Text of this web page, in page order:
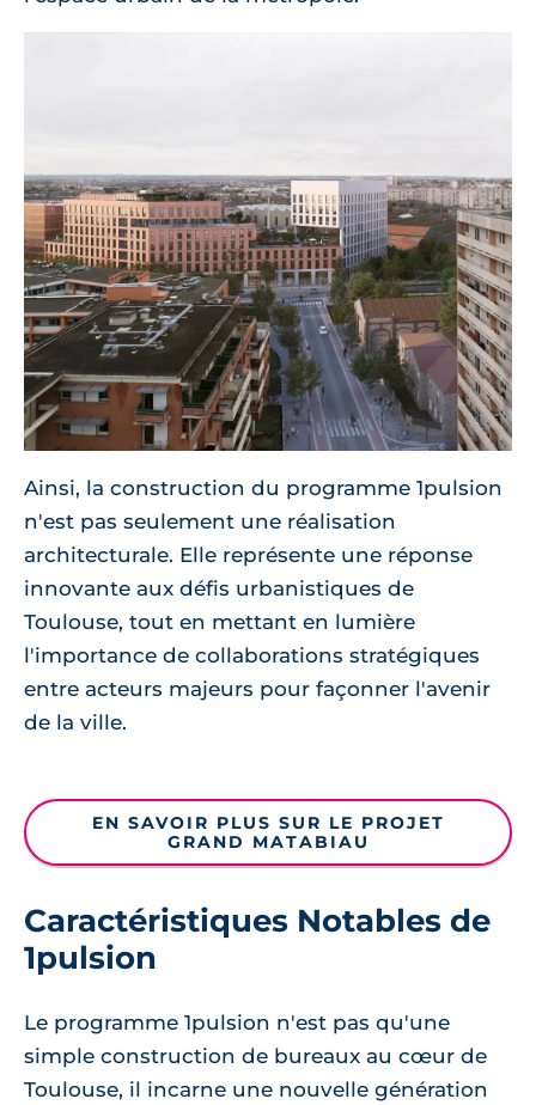
Ainsi, la construction du programme 1pulsion
n'est pas seulement une réalisation
architecturale. Elle représente une réponse
innovante aux défis urbanistiques de
Toulouse, tout en mettant en lumière
l'importance de collaborations stratégiques
entre acteurs majeurs pour façonner l'avenir
de la ville.
EN SAVOIR PLUS SUR LE PROJET
GRAND MATABIAU
Caractéristiques Notables de
1pulsion
Le programme 1pulsion n'est pas qu'une
simple construction de bureaux au cœur de
Toulouse, il incarne une nouvelle génération